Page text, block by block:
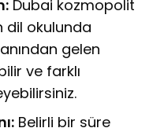
Dubai kozmopolit
dil okulunda
gelen
ve farklı
Belirli bir süre